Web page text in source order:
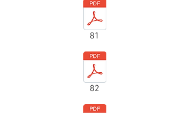
81
82